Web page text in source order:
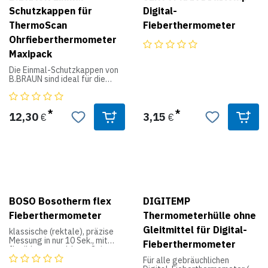
Inkl. praktischer
Aufbewahrungstasche und
Batterien.
des Alters für Age Precision: 0
- 3 Monate, 3 - 36 Monate, 36
Monte - Erwachsene -
42,2°C - großes LCD Display
Abwurftaste - inkl. 2 AA LR6
Batterien 1,5 V,
Aufbewahrungsbox und 21
Schutzkappen für
ThermoScan
Ohrfieberthermometer
Maxipack
Die Einmal-Schutzkappen von
B.BRAUN sind ideal für die
Schutz des Infrarotsensors.
Passend für alle ThermoScan
Ohrthermometer (4520, 4020,
3020, 3520, 2520, 2020, 1020).
12,30 €
Digital-
Fieberthermometer
3,15 €
BOSO Bosotherm flex
Fieberthermometer
klassische (rektale), präzise
Messung in nur 10 Sek., mit
flexibler, vergoldeter Spitze,
100 % wasserdicht, Speicher
DIGITEMP
Thermometerhülle ohne
Gleitmittel für Digital-
Fieberthermometer
Für alle gebräuchlichen